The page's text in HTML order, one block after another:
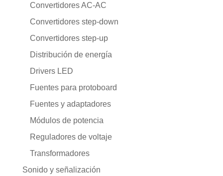
Convertidores AC-AC
Convertidores step-down
Convertidores step-up
Distribución de energía
Drivers LED
Fuentes para protoboard
Fuentes y adaptadores
Módulos de potencia
Reguladores de voltaje
Transformadores
Sonido y señalización